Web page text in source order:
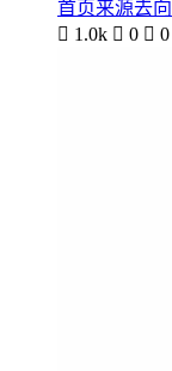
首页来源去向
 1.0k  0  0